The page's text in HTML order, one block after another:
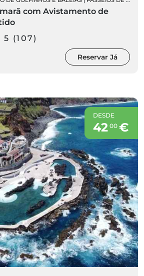
com Avistamento de
5 (107)
Reservar Já
DESDE
42 00€